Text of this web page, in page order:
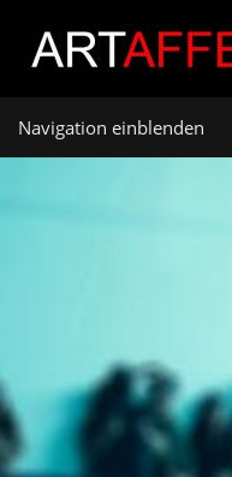
Navigation einblenden